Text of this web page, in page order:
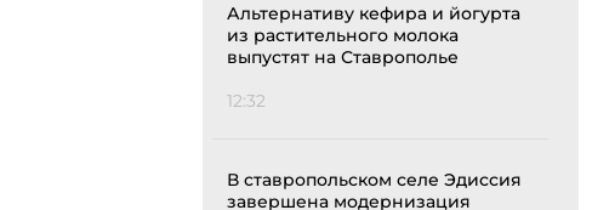
Альтернативу кефира и йогурта
из растительного молока
выпустят на Ставрополье
12:32
В ставропольском селе Эдиссия
завершена модернизация